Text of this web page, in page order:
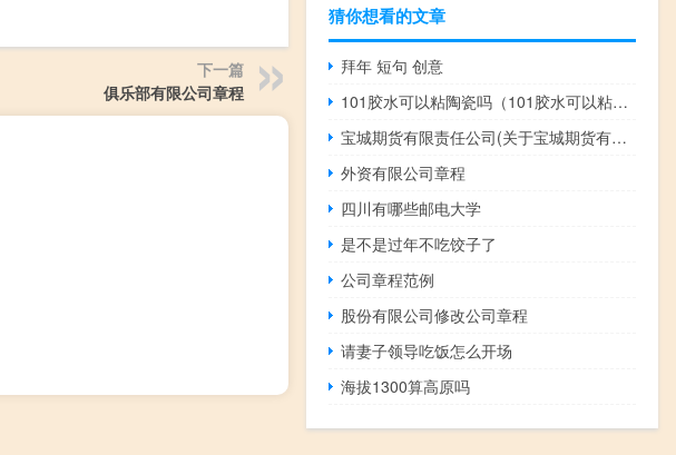
下一篇
俱乐部有限公司章程
猜你想看的文章
拜年 短句 创意
101胶水可以粘陶瓷吗（101胶水可以粘鞋吗）
宝城期货有限责任公司(关于宝城期货有限责任公司简述)
外资有限公司章程
四川有哪些邮电大学
是不是过年不吃饺子了
公司章程范例
股份有限公司修改公司章程
请妻子领导吃饭怎么开场
海拔1300算高原吗